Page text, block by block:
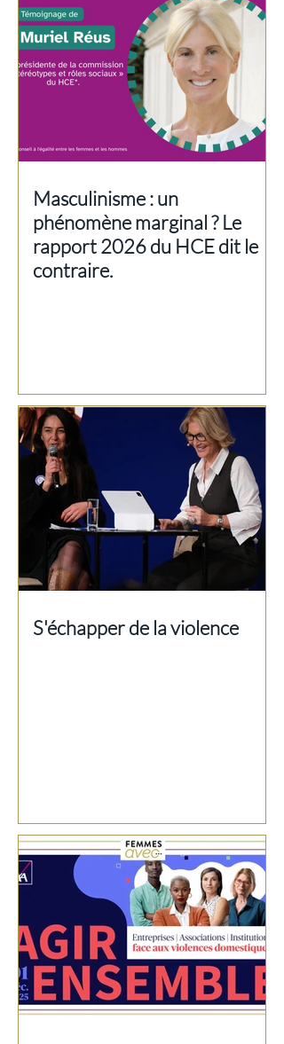
Masculinisme : un
phénomène marginal ? Le
rapport 2026 du HCE dit le
contraire.
S'échapper de la violence